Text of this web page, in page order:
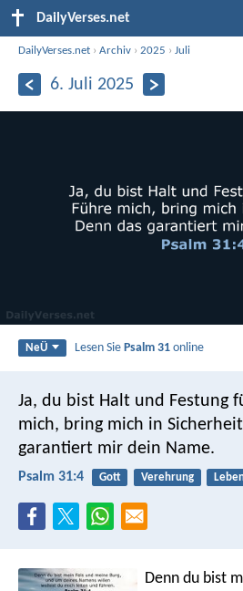
DailyVerses.net
DailyVerses.net ›Archiv ›2025 ›Juli
6. Juli 2025
NeÜ Lesen SiePsalm 31 online
Ja, du bist Halt und Festung
mich, bring mich in
garantiert mir dein Name.
Psalm 31:4 Gott Verehrung
Denn du bist